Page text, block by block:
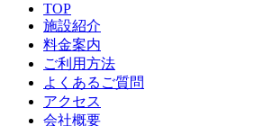
TOP
施設紹介
料金案内
ご利用方法
よくあるご質問
アクセス
会社概要